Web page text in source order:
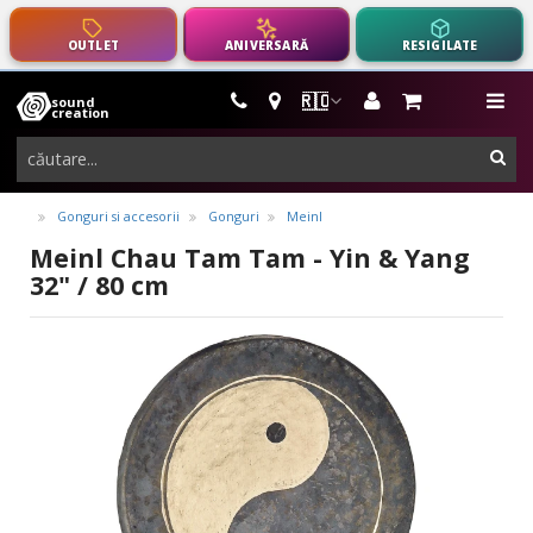
OUTLET ANIVERSARĂ RESIGILATE
🇷🇴
sound
creation
instrumente
muzicale,
echipamente
pro-
audio
Gonguri si accesorii Gonguri Meinl
Meinl Chau Tam Tam - Yin & Yang
32" / 80 cm